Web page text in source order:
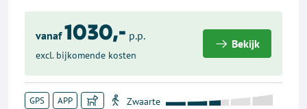
vanaf 1030,- p.p.
excl. bijkomende kosten
Bekijk
GPS APP